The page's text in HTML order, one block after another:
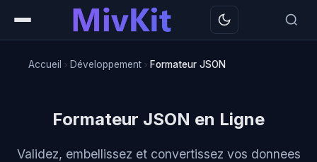
Accueil Développement Formateur JSON
Formateur JSON en Ligne
Validez, embellissez et convertissez vos donnees